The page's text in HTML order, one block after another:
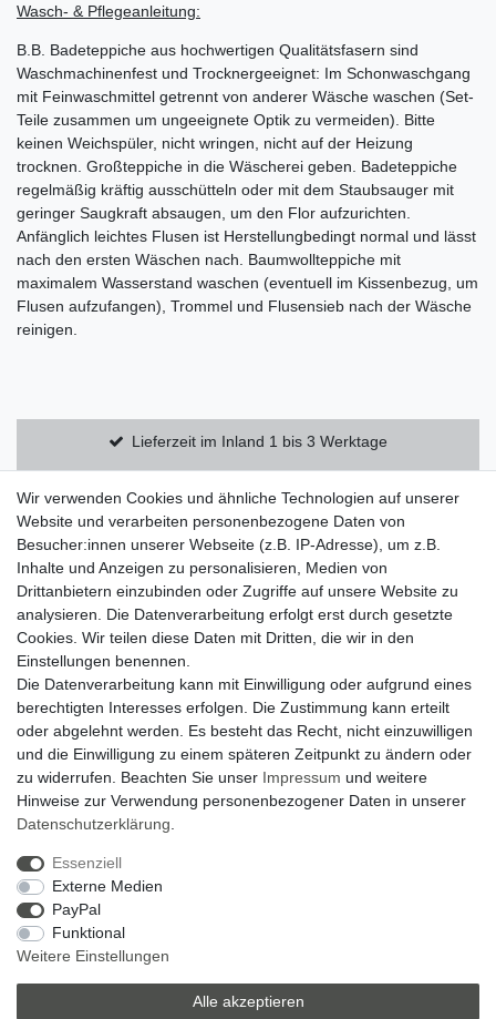
Wasch- & Pflegeanleitung:
B.B. Badeteppiche aus hochwertigen Qualitätsfasern sind
Waschmachinenfest und Trocknergeeignet: Im Schonwaschgang
mit Feinwaschmittel getrennt von anderer Wäsche waschen (Set-
Teile zusammen um ungeeignete Optik zu vermeiden). Bitte
keinen Weichspüler, nicht wringen, nicht auf der Heizung
trocknen. Großteppiche in die Wäscherei geben. Badeteppiche
regelmäßig kräftig ausschütteln oder mit dem Staubsauger mit
geringer Saugkraft absaugen, um den Flor aufzurichten.
Anfänglich leichtes Flusen ist Herstellungbedingt normal und lässt
nach den ersten Wäschen nach. Baumwollteppiche mit
maximalem Wasserstand waschen (eventuell im Kissenbezug, um
Flusen aufzufangen), Trommel und Flusensieb nach der Wäsche
reinigen.
Lieferzeit im Inland 1 bis 3 Werktage
Kostenloser Versand innerhalb Deutschlands
14 Tage Rückgaberecht
Zahlung und Versand
Widerrufsrecht
Widerrufsformular
Datenschutzerklärung
AGB
Impressum
Zebra-Bau
06078 / 9675880
verkauf@zebra-bau.de
Montag - Freitag, 08:00 - 12:00
Wir verwenden Cookies und ähnliche Technologien auf unserer
Website und verarbeiten personenbezogene Daten von
Besucher:innen unserer Webseite (z.B. IP-Adresse), um z.B.
Inhalte und Anzeigen zu personalisieren, Medien von
Drittanbietern einzubinden oder Zugriffe auf unsere Website zu
analysieren. Die Datenverarbeitung erfolgt erst durch gesetzte
Cookies. Wir teilen diese Daten mit Dritten, die wir in den
Einstellungen benennen.
Die Datenverarbeitung kann mit Einwilligung oder aufgrund eines
berechtigten Interesses erfolgen. Die Zustimmung kann erteilt
oder abgelehnt werden. Es besteht das Recht, nicht einzuwilligen
und die Einwilligung zu einem späteren Zeitpunkt zu ändern oder
zu widerrufen. Beachten Sie unser Impressum und weitere
Hinweise zur Verwendung personenbezogener Daten in unserer
Daten­schutz­erklärung
Essenziell
Externe Medien
PayPal
Funktional
Weitere Einstellungen
Alle akzeptieren